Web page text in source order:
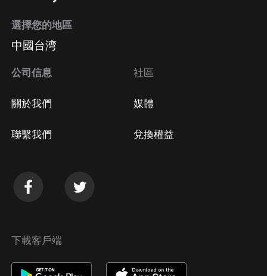
方法 Google Play取消訂閱方法
選擇您的地區
中國台湾
公司信息
關於我們
聯繫我們
社區
媒體
兌換權益
下載客戶端